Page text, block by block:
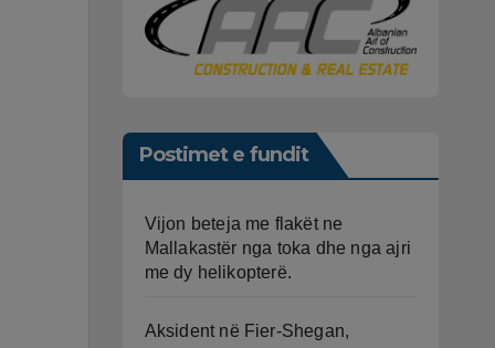
Postimet e fundit
Vijon beteja me flakët ne
Mallakastër nga toka dhe nga ajri
me dy helikopterë.
Aksident në Fier-Shegan,